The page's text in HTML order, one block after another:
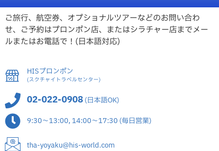
ご旅行、航空券、オプショナルツアーなどのお問い合わ
せ、ご予約はプロンポン店、またはシラチャー店までメー
ルまたはお電話で！(日本語対応)
HISプロンポン
(スクチャイトラベルセンター)
02-022-0908(日本語OK)
9:30～13:00, 14:00～17:30 (毎日営業)
tha-yoyaku@his-world.com